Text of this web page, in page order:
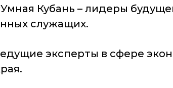
Кубань – лидеры
служащих.
эксперты в сфере